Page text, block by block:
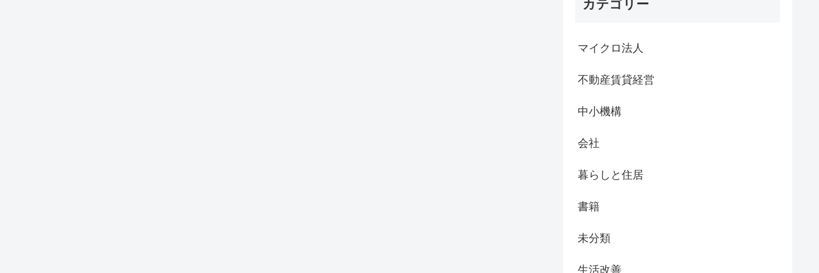
カテゴリー
マイクロ法人
不動産賃貸経営
中小機構
会社
暮らしと住居
書籍
未分類
生活改善